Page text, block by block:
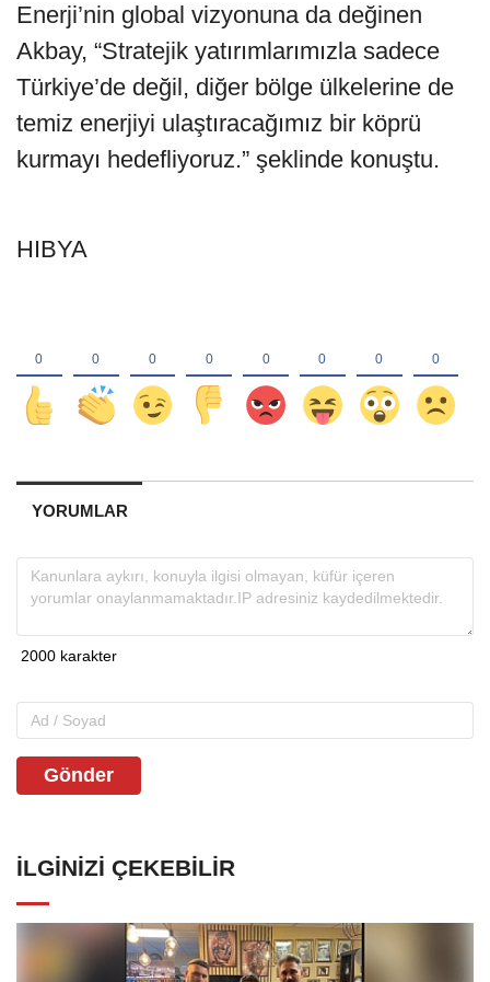
Enerji’nin global vizyonuna da değinen
Akbay, “Stratejik yatırımlarımızla sadece
Türkiye’de değil, diğer bölge ülkelerine de
temiz enerjiyi ulaştıracağımız bir köprü
kurmayı hedefliyoruz.” şeklinde konuştu.
HIBYA
YORUMLAR
Gönder
İLGINIZI ÇEKEBILIR